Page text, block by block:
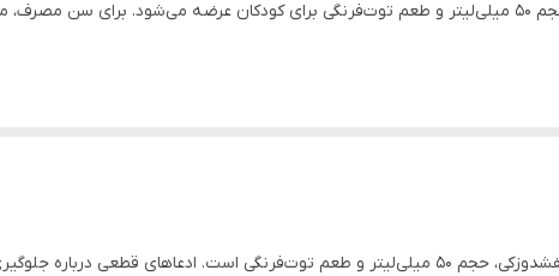
خمیر دندان کودک میسویک مدل کفشدوزکی با حجم 50 میلی‌لیتر و طعم توت‌فرنگی برای کودکان عرضه
ویژگی اصلی این محصول، طراحی کفشدوزکی، حجم 50 میلی‌لیتر و طعم توت‌فرنگی است.